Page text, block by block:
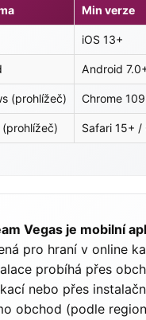
Min verze
iOS 13+
Android
(prohlížeč) Chrome
(prohlížeč) Safari 15+ /
Vegas je mobilní
pro hraní v online
probíhá přes
nebo přes
obchod (podle